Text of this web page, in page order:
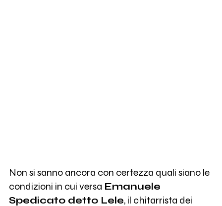
Non si sanno ancora con certezza quali siano le
condizioni in cui versa Emanuele
Spedicato detto Lele, il chitarrista dei